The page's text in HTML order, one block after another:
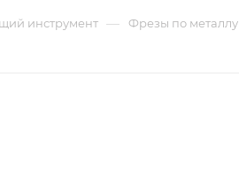
инструмент — Фрезы по металлу